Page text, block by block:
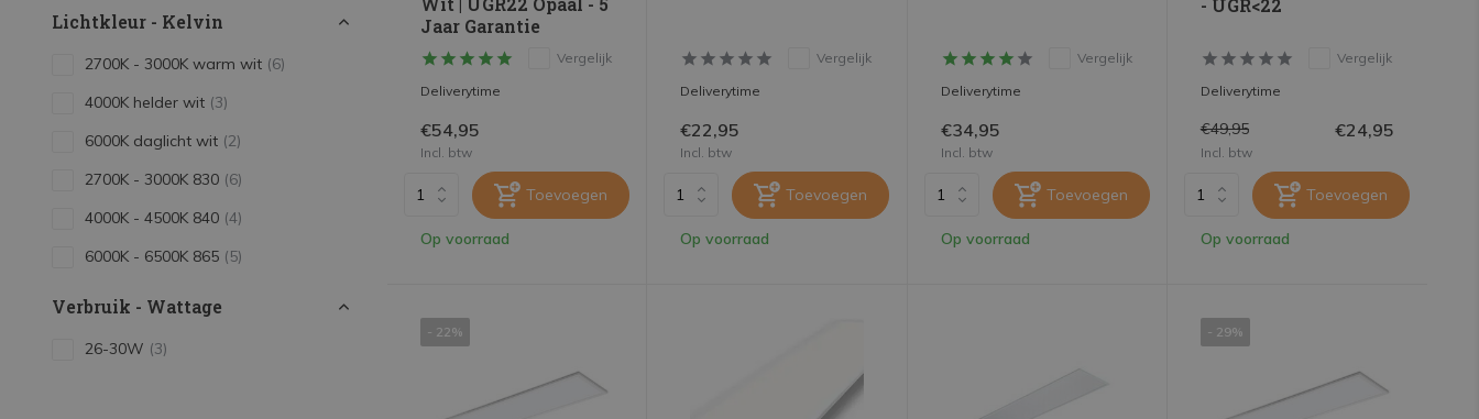
Lichtkleur - Kelvin
2700K - 3000K warm wit (6)
4000K helder wit (3)
6000K daglicht wit (2)
2700K - 3000K 830 (6)
4000K - 4500K 840 (4)
6000K - 6500K 865 (5)
Verbruik - Wattage
26-30W (3)
Jaar Garantie
Vergelijk
Deliverytime
€54,95
Incl. btw
Toevoegen
Op voorraad
Vergelijk
Deliverytime
€22,95
Incl. btw
Toevoegen
Op voorraad
Vergelijk
Deliverytime
€34,95
Incl. btw
Toevoegen
Op voorraad
Vergelijk
Deliverytime
€49,95 €24,95
Incl. btw
Toevoegen
Op voorraad
- 22% - 29%